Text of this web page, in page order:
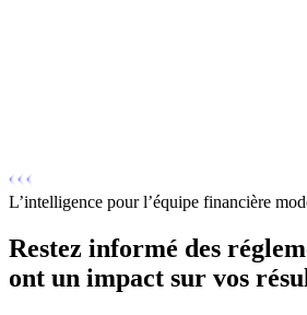
L’intelligence pour l’équipe financière
Restez informé des
ont un impact sur vos